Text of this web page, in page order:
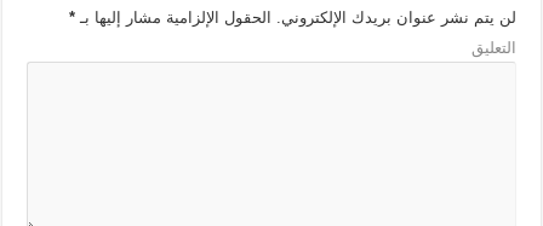
لن يتم نشر عنوان بريدك الإلكتروني. الحقول الإلزامية مشار إليها بـ*
التعليق